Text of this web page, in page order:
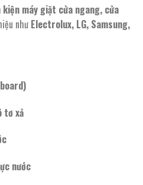
kiện máy giặt cửa ngang, cửa
như Electrolux, LG, Samsung,
tơ xả
nước